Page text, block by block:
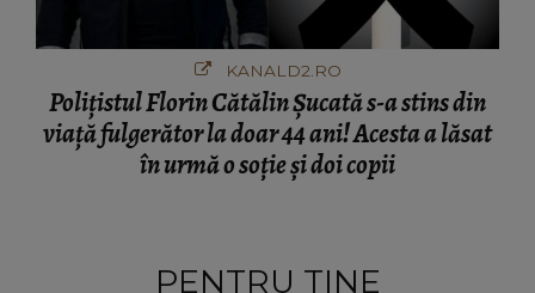
KANALD2.RO
Polițistul Florin Cătălin Șucată s-a stins din
viață fulgerător la doar 44 ani! Acesta a lăsat
în urmă o soție și doi copii
PENTRU TINE